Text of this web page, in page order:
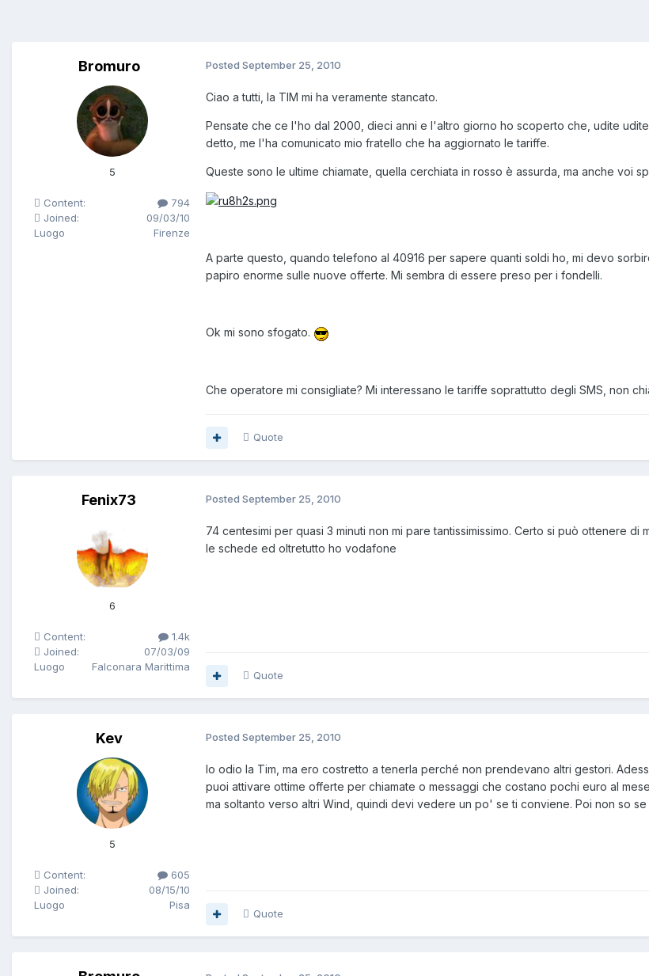
Bromuro
5
Content:
794
Joined:
09/03/10
Luogo
Firenze
Posted September 25, 2010
Ciao a tutti, la TIM mi ha veramente stancato.
Pensate che ce l'ho dal 2000, dieci anni e l'altro giorno ho scoperto che, udite
detto, me l'ha comunicato mio fratello che ha aggiornato le tariffe.
Queste sono le ultime chiamate, quella cerchiata in rosso è assurda, ma anche voi
A parte questo, quando telefono al 40916 per sapere quanti soldi ho, mi devo
papiro enorme sulle nuove offerte. Mi sembra di essere preso per i fondelli.
Ok mi sono sfogato.
Che operatore mi consigliate? Mi interessano le tariffe soprattutto degli SMS, non
Quote
Fenix73
6
Content:
1.4k
Joined:
07/03/09
Luogo
Falconara Marittima
Posted September 25, 2010
74 centesimi per quasi 3 minuti non mi pare tantissimissimo. Certo si può ottenere
le schede ed oltretutto ho vodafone
Quote
Kev
5
Content:
605
Joined:
08/15/10
Luogo
Pisa
Posted September 25, 2010
Io odio la Tim, ma ero costretto a tenerla perché non prendevano altri gestori.
puoi attivare ottime offerte per chiamate o messaggi che costano pochi euro al
ma soltanto verso altri Wind, quindi devi vedere un po' se ti conviene. Poi non so
Quote